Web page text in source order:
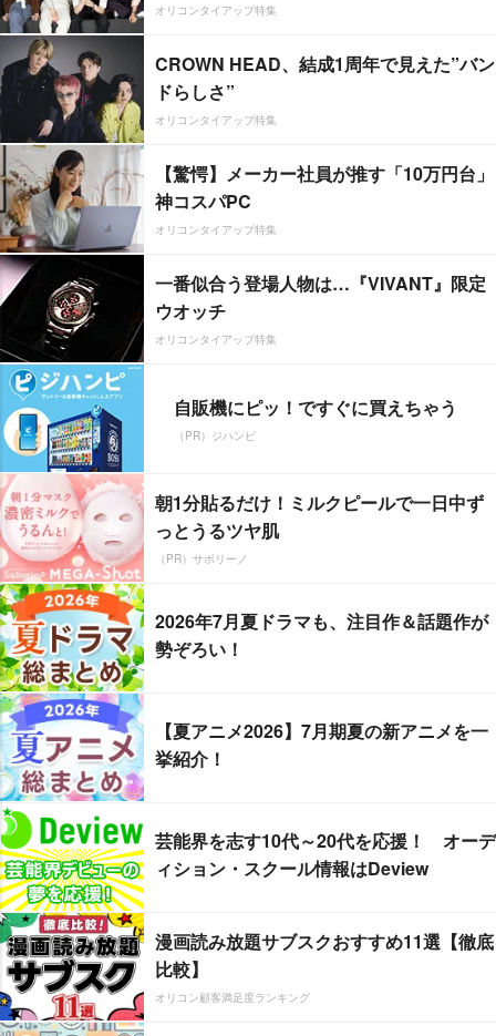
オリコンタイアップ特集
CROWN HEAD、結成1周年で見えた”バン
ドらしさ”
オリコンタイアップ特集
【驚愕】メーカー社員が推す「10万円台」
神コスパPC
オリコンタイアップ特集
一番似合う登場人物は…『VIVANT』限定
ウオッチ
オリコンタイアップ特集
自販機にピッ！ですぐに買えちゃう
（PR）ジハンピ
朝1分貼るだけ！ミルクピールで一日中ず
っとうるツヤ肌
（PR）サボリーノ
2026年7月夏ドラマも、注目作＆話題作が
勢ぞろい！
【夏アニメ2026】7月期夏の新アニメを一
挙紹介！
芸能界を志す10代～20代を応援！ オーデ
ィション・スクール情報はDeview
漫画読み放題サブスクおすすめ11選【徹底
比較】
オリコン顧客満足度ランキング